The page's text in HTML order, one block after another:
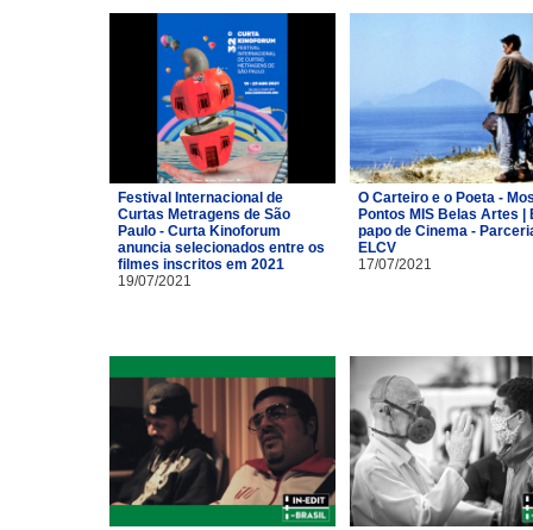
Festival Internacional de
Curtas Metragens de São
Paulo - Curta Kinoforum
anuncia selecionados entre os
filmes inscritos em 2021
19/07/2021
O Carteiro e o Poeta -
Pontos MIS Belas Artes |
papo de Cinema -
ELCV
17/07/2021